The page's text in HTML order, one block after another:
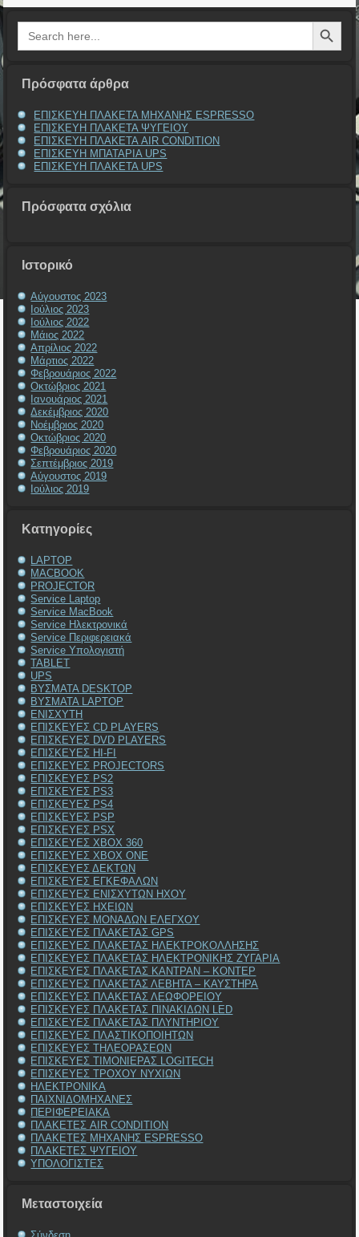
Search
for:
Search Button
Πρόσφατα άρθρα
ΕΠΙΣΚΕΥΗ ΠΛΑΚΕΤΑ ΜΗΧΑΝΗΣ ESPRESSO
ΕΠΙΣΚΕΥΗ ΠΛΑΚΕΤΑ ΨΥΓΕΙΟΥ
ΕΠΙΣΚΕΥΗ ΠΛΑΚΕΤΑ AIR CONDITION
ΕΠΙΣΚΕΥΗ ΜΠΑΤΑΡΙΑ UPS
ΕΠΙΣΚΕΥΗ ΠΛΑΚΕΤΑ UPS
Πρόσφατα σχόλια
Ιστορικό
Αύγουστος 2023
Ιούλιος 2023
Ιούλιος 2022
Μάιος 2022
Απρίλιος 2022
Μάρτιος 2022
Φεβρουάριος 2022
Οκτώβριος 2021
Ιανουάριος 2021
Δεκέμβριος 2020
Νοέμβριος 2020
Οκτώβριος 2020
Φεβρουάριος 2020
Σεπτέμβριος 2019
Αύγουστος 2019
Ιούλιος 2019
Kατηγορίες
LAPTOP
MACBOOK
PROJECTOR
Service Laptop
Service MacBook
Service Ηλεκτρονικά
Service Περιφερειακά
Service Υπολογιστή
TABLET
UPS
ΒΥΣΜΑΤΑ DESKTOP
ΒΥΣΜΑΤΑ LAPTOP
ΕΝΙΣΧΥΤΗ
ΕΠΙΣΚΕΥΕΣ CD PLAYERS
ΕΠΙΣΚΕΥΕΣ DVD PLAYERS
ΕΠΙΣΚΕΥΕΣ HI-FI
ΕΠΙΣΚΕΥΕΣ PROJECTORS
ΕΠΙΣΚΕΥΕΣ PS2
ΕΠΙΣΚΕΥΕΣ PS3
ΕΠΙΣΚΕΥΕΣ PS4
ΕΠΙΣΚΕΥΕΣ PSP
ΕΠΙΣΚΕΥΕΣ PSX
ΕΠΙΣΚΕΥΕΣ XBOX 360
ΕΠΙΣΚΕΥΕΣ XBOX ONE
ΕΠΙΣΚΕΥΕΣ ΔΕΚΤΩΝ
ΕΠΙΣΚΕΥΕΣ ΕΓΚΕΦΑΛΩΝ
ΕΠΙΣΚΕΥΕΣ ΕΝΙΣΧΥΤΩΝ ΗΧΟΥ
ΕΠΙΣΚΕΥΕΣ ΗΧΕΙΩΝ
ΕΠΙΣΚΕΥΕΣ ΜΟΝΑΔΩΝ ΕΛΕΓΧΟΥ
ΕΠΙΣΚΕΥΕΣ ΠΛΑΚΕΤΑΣ GPS
ΕΠΙΣΚΕΥΕΣ ΠΛΑΚΕΤΑΣ ΗΛΕΚΤΡΟΚΟΛΛΗΣΗΣ
ΕΠΙΣΚΕΥΕΣ ΠΛΑΚΕΤΑΣ ΗΛΕΚΤΡΟΝΙΚΗΣ ΖΥΓΑΡΙΑ
ΕΠΙΣΚΕΥΕΣ ΠΛΑΚΕΤΑΣ ΚΑΝΤΡΑΝ – ΚΟΝΤΕΡ
ΕΠΙΣΚΕΥΕΣ ΠΛΑΚΕΤΑΣ ΛΕΒΗΤΑ – ΚΑΥΣΤΗΡΑ
ΕΠΙΣΚΕΥΕΣ ΠΛΑΚΕΤΑΣ ΛΕΩΦΟΡΕΙΟΥ
ΕΠΙΣΚΕΥΕΣ ΠΛΑΚΕΤΑΣ ΠΙΝΑΚΙΔΩΝ LED
ΕΠΙΣΚΕΥΕΣ ΠΛΑΚΕΤΑΣ ΠΛΥΝΤΗΡΙΟΥ
ΕΠΙΣΚΕΥΕΣ ΠΛΑΣΤΙΚΟΠΟΙΗΤΩΝ
ΕΠΙΣΚΕΥΕΣ ΤΗΛΕΟΡΑΣΕΩΝ
ΕΠΙΣΚΕΥΕΣ ΤΙΜΟΝΙΕΡΑΣ LOGITECH
ΕΠΙΣΚΕΥΕΣ ΤΡΟΧΟΥ ΝΥΧΙΩΝ
ΗΛΕΚΤΡΟΝΙΚΑ
ΠΑΙΧΝΙΔΟΜΗΧΑΝΕΣ
ΠΕΡΙΦΕΡΕΙΑΚΑ
ΠΛΑΚΕΤΕΣ AIR CONDITION
ΠΛΑΚΕΤΕΣ ΜΗΧΑΝΗΣ ESPRESSO
ΠΛΑΚΕΤΕΣ ΨΥΓΕΙΟΥ
ΥΠΟΛΟΓΙΣΤΕΣ
Μεταστοιχεία